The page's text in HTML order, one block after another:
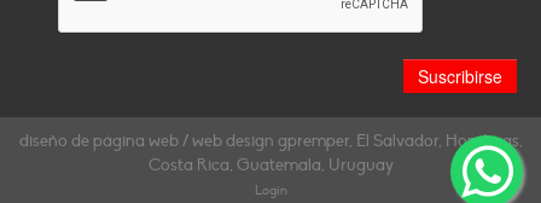
diseño de página web / web design gpremper, El Salvador, Honduras,
Costa Rica, Guatemala, Uruguay
Login